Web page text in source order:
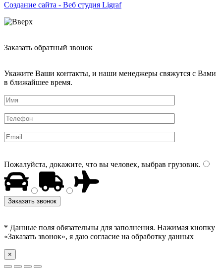
Создание сайта - Веб студия Ligraf
Заказать обратный звонок
Укажите Ваши контакты, и наши менеджеры свяжутся с Вами
в ближайшее время.
Пожалуйста, докажите, что вы человек, выбрав грузовик.
* Данные поля обязательны для заполнения. Нажимая кнопку
«Заказать звонок», я даю согласие на обработку данных
×